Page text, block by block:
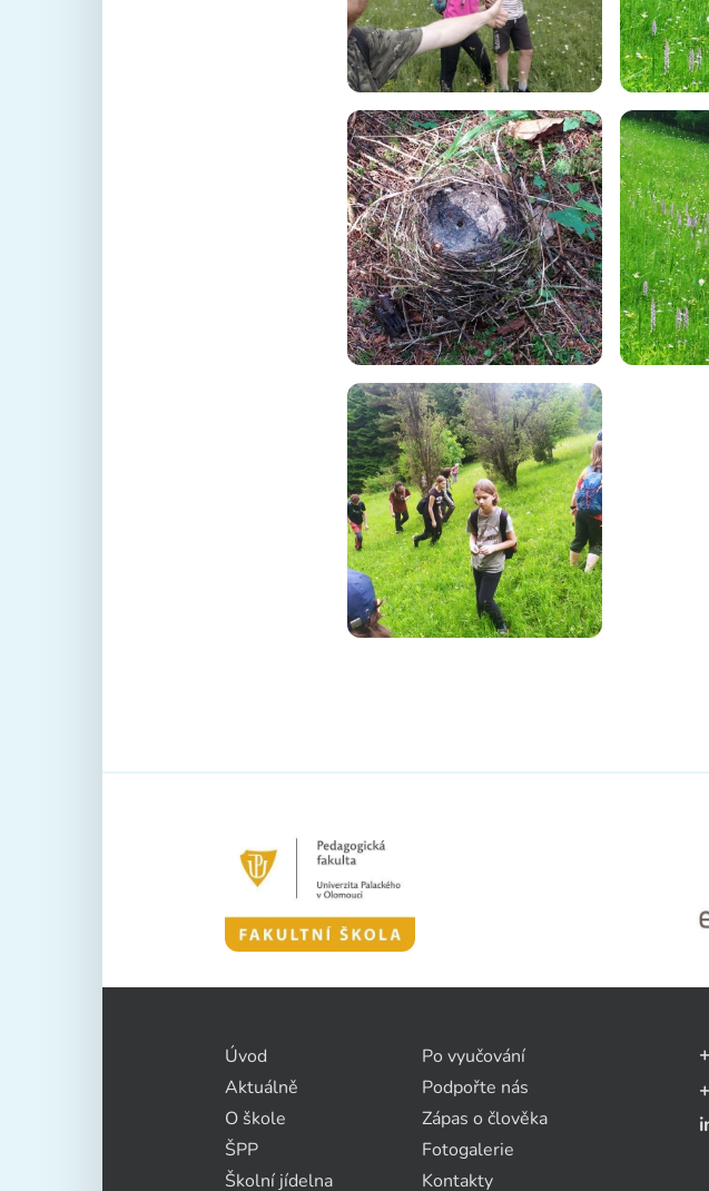
Úvod
Aktuálně
O škole
ŠPP
Školní jídelna
Po vyučování
Podpořte nás
Zápas o člověka
Fotogalerie
Kontakty